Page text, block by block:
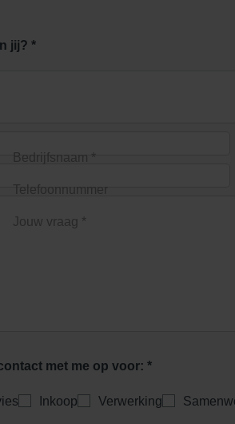
jij? *
Bedrijfsnaam *
Telefoonnummer
Jouw vraag *
met me op voor: *
Inkoop Verwerking